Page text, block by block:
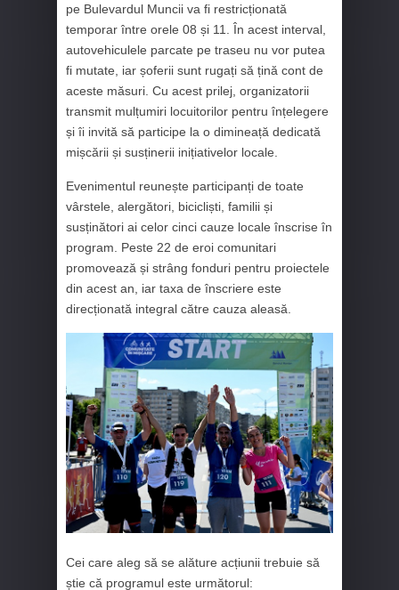
pe Bulevardul Muncii va fi restricționată
temporar între orele 08 și 11. În acest interval,
autovehiculele parcate pe traseu nu vor putea
fi mutate, iar șoferii sunt rugați să țină cont de
aceste măsuri. Cu acest prilej, organizatorii
transmit mulțumiri locuitorilor pentru înțelegere
și îi invită să participe la o dimineață dedicată
mișcării și susținerii inițiativelor locale.
Evenimentul reunește participanți de toate
vârstele, alergători, bicicliști, familii și
susținători ai celor cinci cauze locale înscrise în
program. Peste 22 de eroi comunitari
promovează și strâng fonduri pentru proiectele
din acest an, iar taxa de înscriere este
direcționată integral către cauza aleasă.
Cei care aleg să se alăture acțiunii trebuie să
știe că programul este următorul: